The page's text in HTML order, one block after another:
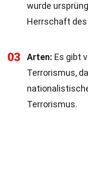
wurde
Herrschaft
03 Arten: Es gibt
Terrorismus,
Terrorismus.